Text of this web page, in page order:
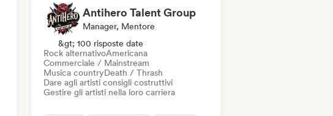
Antihero Talent Group
Manager, Mentore
&gt; 100 risposte date
Rock alternativoAmericana
Commerciale / Mainstream
Musica countryDeath / Thrash
Dare agli artisti consigli costruttivi
Gestire gli artisti nella loro carriera